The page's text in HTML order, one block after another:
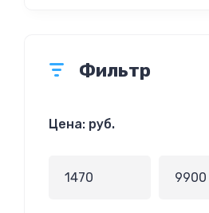
Фильтр
Цена: руб.